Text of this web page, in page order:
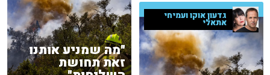
"מה שמניע אותנו
זאת תחושת
גדעון אוקו ועמיחי
אתאלי